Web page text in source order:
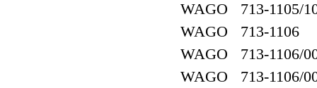
WAGO 713-1105/
WAGO 713-1106
WAGO 713-1106/
WAGO 713-1106/